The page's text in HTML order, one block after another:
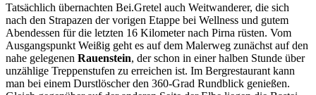
Tatsächlich übernachten Bei.Gretel auch Weitwanderer, die sich
nach den Strapazen der vorigen Etappe bei Wellness und gutem
Abendessen für die letzten 16 Kilometer nach Pirna rüsten. Vom
Ausgangspunkt Weißig geht es auf dem Malerweg zunächst auf den
nahe gelegenen Rauenstein, der schon in einer halben Stunde über
unzählige Treppenstufen zu erreichen ist. Im Bergrestaurant kann
man bei einem Durstlöscher den 360-Grad Rundblick genießen.